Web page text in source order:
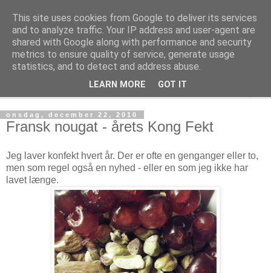
Kage! Kage! Kage!
Kage, kultur og tanker
onsdag, december 22, 2010
Fransk nougat - årets Kong Fekt
Jeg laver konfekt hvert år. Der er ofte en genganger eller to,
men som regel også en nyhed - eller en som jeg ikke har
lavet længe.
This site uses cookies from Google to deliver its services
and to analyze traffic. Your IP address and user-agent are
shared with Google along with performance and security
metrics to ensure quality of service, generate usage
statistics, and to detect and address abuse.
LEARN MORE GOT IT